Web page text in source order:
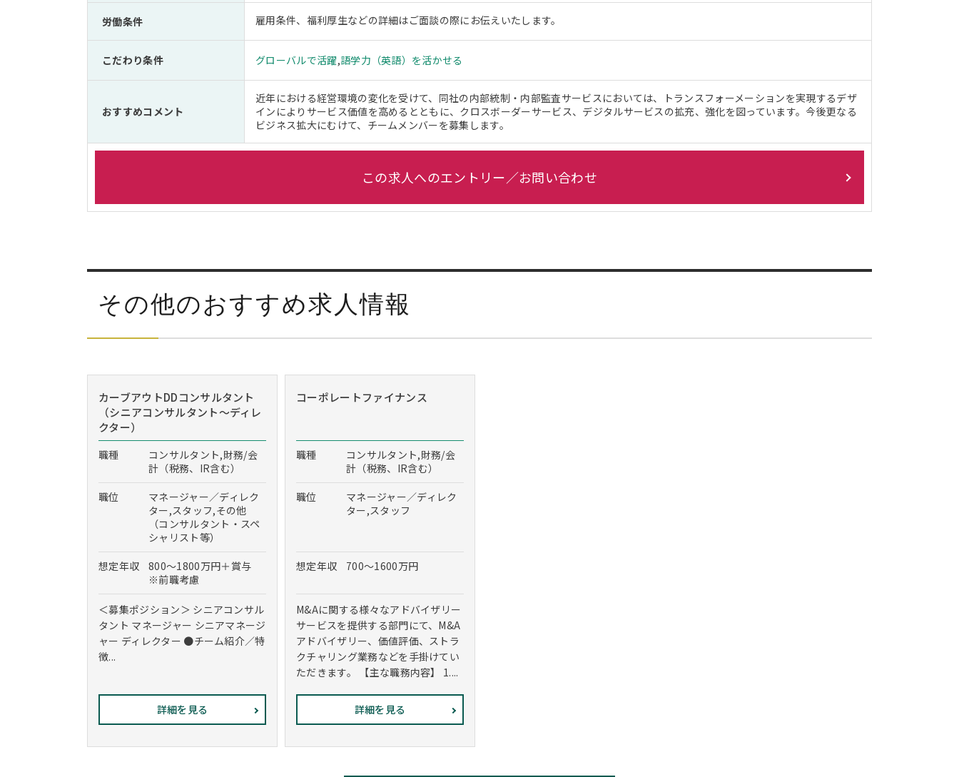
労働条件 雇用条件、福利厚生などの詳細はご面談の際にお伝えいたします。
こだわり条件 グローバルで活躍,語学力（英語）を活かせる
おすすめコメント
近年における経営環境の変化を受けて、同社の内部統制・内部監査サービスにおいては、トランスフォーメーションを実現するデザ
インによりサービス価値を高めるとともに、クロスボーダーサービス、デジタルサービスの拡充、強化を図っています。今後更なる
ビジネス拡大にむけて、チームメンバーを募集します。
この求人へのエントリー／お問い合わせ
その他のおすすめ求人情報
カーブアウトDDコンサルタント
（シニアコンサルタント～ディレ
クター）
職種
コンサルタント,財務/会
計（税務、IR含む）
職位
マネージャー／ディレク
ター,スタッフ,その他
（コンサルタント・スペ
シャリスト等）
想定年収
800～1800万円＋賞与
※前職考慮
＜募集ポジション＞ シニアコンサル
タント マネージャー シニアマネージ
ャー ディレクター ●チーム紹介／特
徴...
詳細を見る
コーポレートファイナンス
職種
コンサルタント,財務/会
計（税務、IR含む）
職位
マネージャー／ディレク
ター,スタッフ
想定年収 700～1600万円
M&Aに関する様々なアドバイザリー
サービスを提供する部門にて、M&A
アドバイザリー、価値評価、ストラ
クチャリング業務などを手掛けてい
ただきます。 【主な職務内容】 1....
詳細を見る